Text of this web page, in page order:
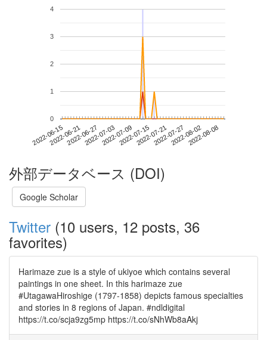
2022-06-152022-06-212022-06-272022-07-032022-07-092022-07-152022-07-212022-07-272022-08-022022-08-08
0
1
2
3
4
外部データベース (DOI)
Google Scholar
Twitter (10 users, 12 posts, 36
favorites)
Harimaze zue is a style of ukiyoe which contains several
paintings in one sheet. In this harimaze zue
#UtagawaHiroshige (1797-1858) depicts famous specialties
and stories in 8 regions of Japan. #ndldigital
https://t.co/scja9zg5mp https://t.co/sNhWb8aAkj